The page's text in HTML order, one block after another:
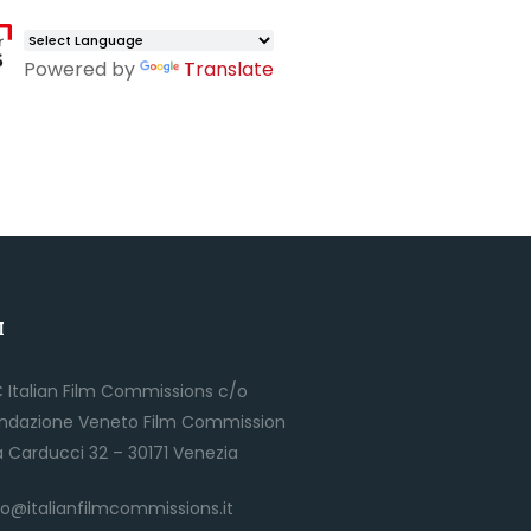
Powered by Translate
Italian Film Commissions c/o
Veneto Film Commission
Carducci 32 – 30171 Venezia